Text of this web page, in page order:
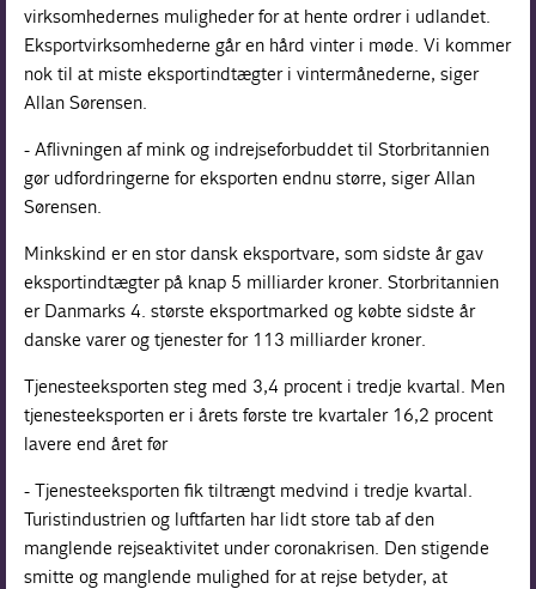
virksomhedernes muligheder for at hente ordrer i udlandet.
Eksportvirksomhederne går en hård vinter i møde. Vi kommer
nok til at miste eksportindtægter i vintermånederne, siger
Allan Sørensen.
- Aflivningen af mink og indrejseforbuddet til Storbritannien
gør udfordringerne for eksporten endnu større, siger Allan
Sørensen.
Minkskind er en stor dansk eksportvare, som sidste år gav
eksportindtægter på knap 5 milliarder kroner. Storbritannien
er Danmarks 4. største eksportmarked og købte sidste år
danske varer og tjenester for 113 milliarder kroner.
Tjenesteeksporten steg med 3,4 procent i tredje kvartal. Men
tjenesteeksporten er i årets første tre kvartaler 16,2 procent
lavere end året før
- Tjenesteeksporten fik tiltrængt medvind i tredje kvartal.
Turistindustrien og luftfarten har lidt store tab af den
manglende rejseaktivitet under coronakrisen. Den stigende
smitte og manglende mulighed for at rejse betyder, at